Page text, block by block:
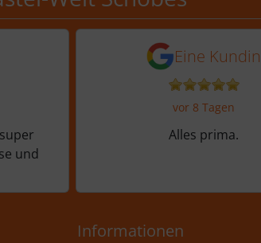
einer Kundin vor 4
und
5 von 5Eine Kundin
vor 8 Tagen
Alles prima.
Informationen